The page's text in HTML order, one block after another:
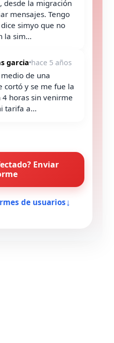
desde la migración
mensajes. Tengo
simyo que no
la sim...
garcia hace 5 años
de una
cortó y se me fue la
4 horas sin venirme
tarifa a...
Enviar
de usuarios↓